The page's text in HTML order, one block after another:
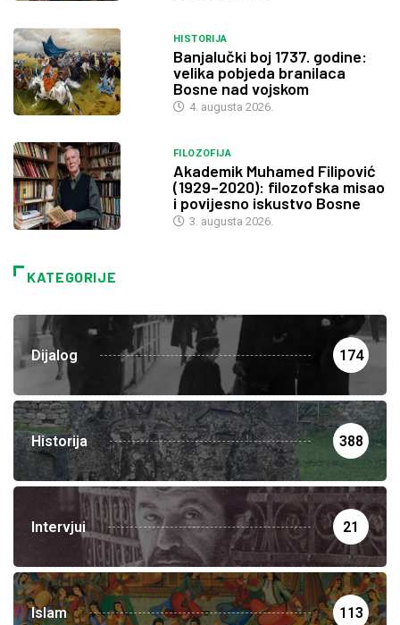
HISTORIJA
Banjalučki boj 1737. godine:
velika pobjeda branilaca
Bosne nad vojskom
4. augusta 2026.
FILOZOFIJA
Akademik Muhamed Filipović
(1929–2020): filozofska misao
i povijesno iskustvo Bosne
3. augusta 2026.
KATEGORIJE
Dijalog 174
Historija 388
Intervjui 21
Islam 113